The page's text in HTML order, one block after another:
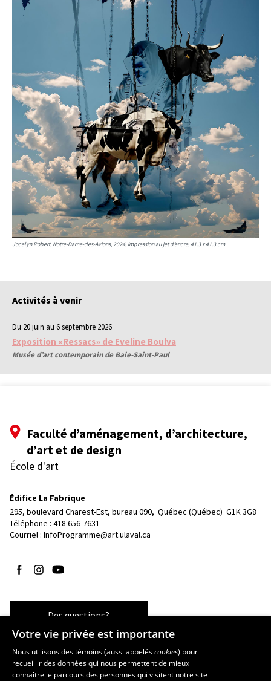
Jocelyn Robert, Notre-Dame-des-Avions, 2024, impression au jet d’encre, 41.3 x 41.3 cm
Activités à venir
Du 20 juin au 6 septembre 2026
Exposition «Ressacs» de Eveline Boulva
Musée d’art contemporain de Baie-Saint-Paul
Faculté d’aménagement, d’architecture,
d’art et de design
École d'art
Édifice La Fabrique
295, boulevard Charest-Est, bureau 090, Québec (Québec)  G1K 3G8
Téléphone : 418 656-7631
Courriel : InfoProgramme@art.ulaval.ca
Suivez-nous sur Facebook
Suivez-nous sur Instagram
Suivez-nous sur YouTube
Des questions?
Les écoles et la recherche
Votre vie privée est importante
Nous utilisons des témoins (aussi appeléscookies) pour
recueillir des données qui nous permettent de mieux
connaître le parcours des personnes qui visitent notre site